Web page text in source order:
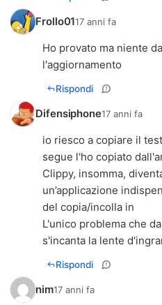
Frollo0117 anni fa
Ho provato ma niente
l'aggiornamento
Rispondi
Difensiphone17 anni fa
io riesco a copiare il
segue l'ho copiato
Clippy, insomma,
un’applicazione
del copia/incolla in
L'unico problema che
s'incanta la lente
Rispondi
nim17 anni fa